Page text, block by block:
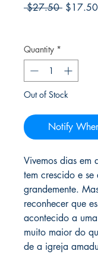
$27.50 Regular
$17.50
Quantity *
Out of Stock
Notify
Vivemos dias em
tem crescido e se
grandemente.
reconhecer que
acontecido a
muito maior do
de a igreja